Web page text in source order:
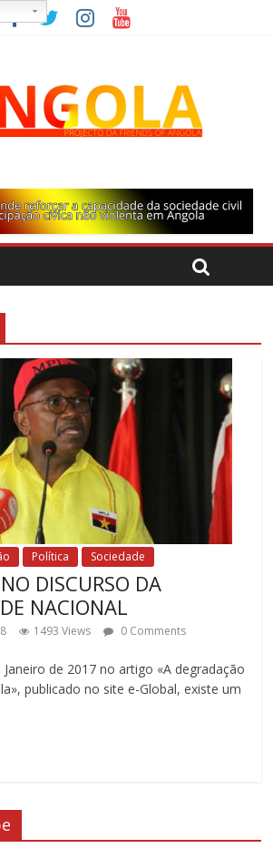
Política Sociedade
DISCURSO DA
NACIONAL
1493 Views 0 Comments
de 2017 no artigo «A degradação
publicado no site e-Global, existe um